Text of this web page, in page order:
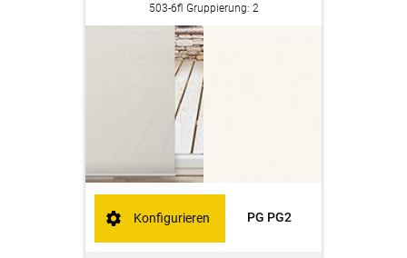
503-6fl Gruppierung: 2
PG PG2
Konfigurieren